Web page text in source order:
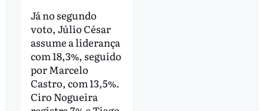
Já no segundo
voto, Júlio César
assume a liderança
com 18,3%, seguido
por Marcelo
Castro, com 13,5%.
Ciro Nogueira